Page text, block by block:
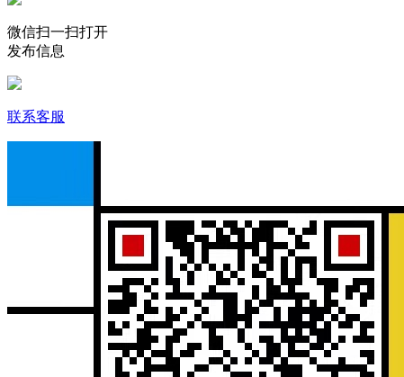
微信扫一扫打开
发布信息
联系客服